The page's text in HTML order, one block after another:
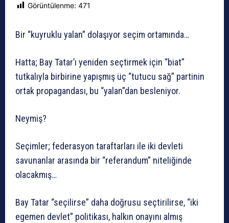
Görüntülenme: 471
Bir “kuyruklu yalan” dolaşıyor seçim ortamında…
Hatta; Bay Tatar’ı yeniden seçtirmek için “biat”
tutkalıyla birbirine yapışmış üç “tutucu sağ” partinin
ortak propagandası, bu “yalan”dan besleniyor.
Neymiş?
Seçimler; federasyon taraftarları ile iki devleti
savunanlar arasında bir “referandum” niteliğinde
olacakmış…
Bay Tatar “seçilirse” daha doğrusu seçtirilirse, “iki
egemen devlet” politikası, halkın onayını almış